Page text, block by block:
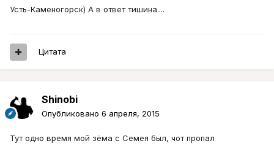
Усть-Каменогорск) А в ответ тишина....
Цитата
Shinobi
Опубликовано 6 апреля, 2015
Тут одно время мой зёма с Семея был, чот пропал